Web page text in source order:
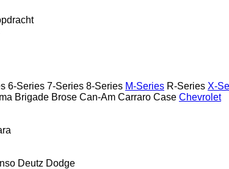
6-Series 7-Series 8-Series M-Series R-Series X-
Brigade Brose Can-Am Carraro Case Chevrolet
Deutz Dodge